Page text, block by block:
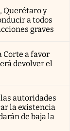
Querétaro y
a todos
graves
Corte a favor
devolver el
autoridades
la existencia
de baja la